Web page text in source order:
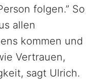
folgen.” So
allen
kommen und
Vertrauen,
sagt Ulrich.